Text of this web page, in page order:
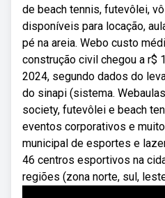
de beach tennis, futevôlei,
disponíveis para locação,
pé na areia. Webo custo
construção civil chegou a r$
2024, segundo dados do
do sinapi (sistema.
society, futevôlei e beach
eventos corporativos e
municipal de esportes e
46 centros esportivos na
regiões (zona norte, sul,